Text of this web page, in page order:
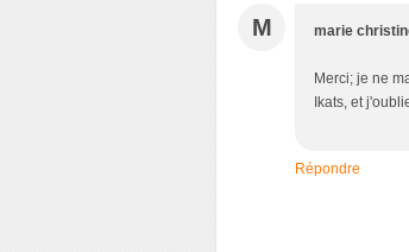
M marie
Merci; je ne
Ikats, et
Répondre